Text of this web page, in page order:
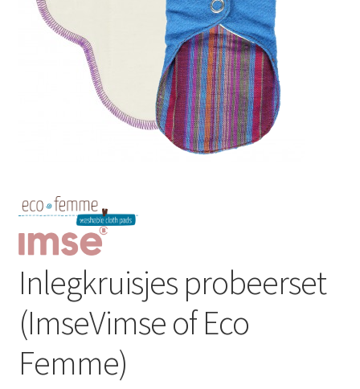
Schoonmaken
Voordeelpakketten
Proefpakketten
Inlegkruisjes probeerset
(ImseVimse of Eco
Femme)